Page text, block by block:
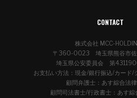
CONTACT
株式会社 MCC-
〒360-0023 埼玉県熊谷市佐
埼玉県公安委員会 第
お支払い方法：現金/銀行振込/カード/
顧問弁護士：あす綜合法
顧問司法書士/行政書士：あす綜